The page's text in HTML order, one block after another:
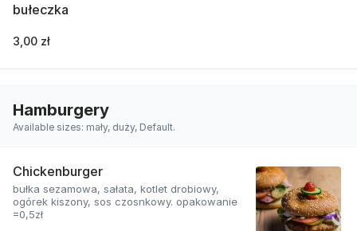
bułeczka
3,00 zł
Hamburgery
Available sizes: mały, duży, Default.
Chickenburger
bułka sezamowa, sałata, kotlet drobiowy,
ogórek kiszony, sos czosnkowy. opakowanie
=0,5zł